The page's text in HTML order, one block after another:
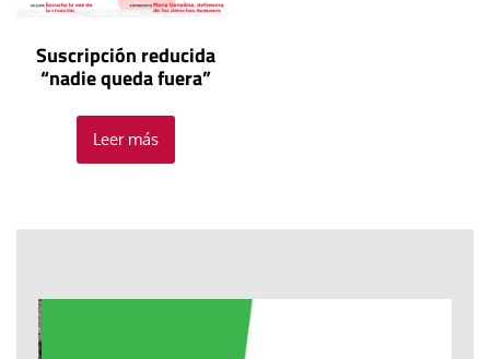
Suscripción reducida
“nadie queda fuera”
Leer más